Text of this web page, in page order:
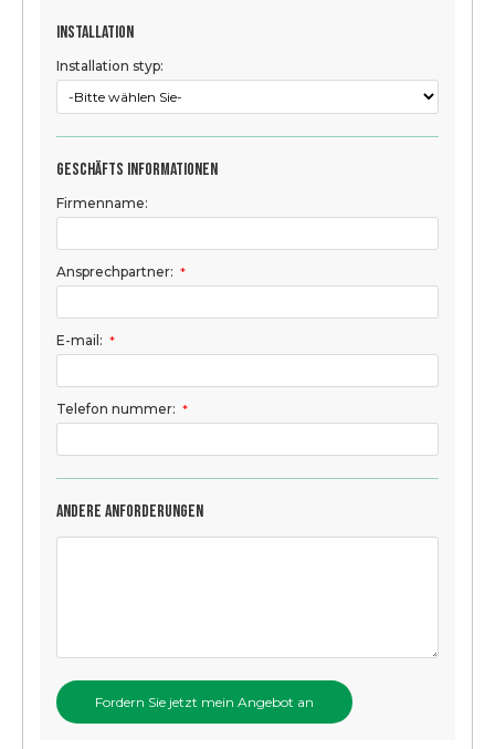
Installation
Installation styp:
Geschäfts informationen
Firmenname:
Ansprechpartner: *
E-mail: *
Telefon nummer: *
Andere Anforderungen